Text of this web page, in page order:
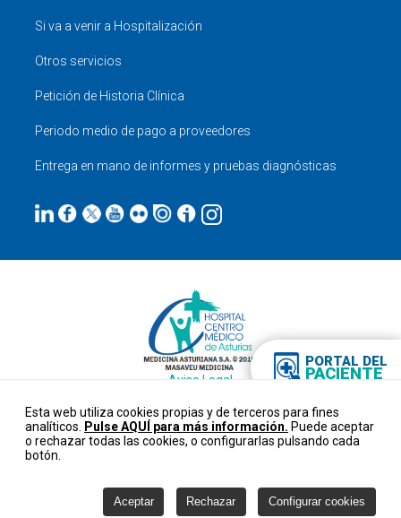
PORTAL DEL
PACIENTE
Si va a venir a Hospitalización
Otros servicios
Petición de Historia Clínica
Periodo medio de pago a proveedores
Entrega en mano de informes y pruebas diagnósticas
Aviso Legal
Cookies
Configurar cookies
Créditos
Esta web utiliza cookies propias y de terceros para fines
analíticos.
Pulse AQUÍ para más información. Puede aceptar
o rechazar todas las cookies, o configurarlas pulsando cada
botón.
Aceptar Rechazar Configurar cookies